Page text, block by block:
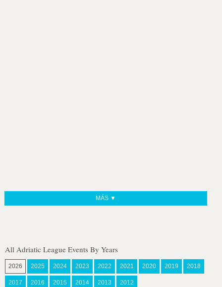
MÁS ▼
All Adriatic League Events By Years
2026 2025 2024 2023 2022 2021 2020 2019 2018
2017 2016 2015 2014 2013 2012